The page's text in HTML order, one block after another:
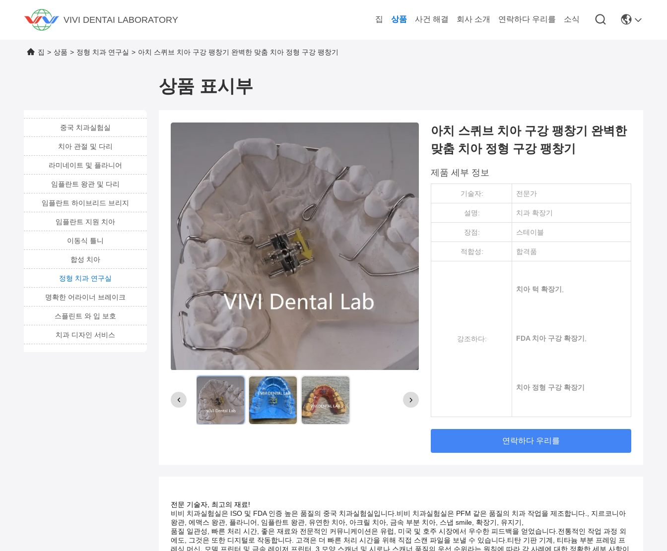
VIVI DENTAI LABORATORY 집 상품 사건 해결 회사 소개 연락하다 우리를 소식
집 > 상품 > 정형 치과 연구실 > 아치 스퀴브 치아 구강 팽창기 완벽한 맞춤 치아 정형 구강 팽창기
상품 표시부
중국 치과실험실
치아 관절 및 다리
라미네이트 및 플라니어
임플란트 왕관 및 다리
임플란트 하이브리드 브리지
임플란트 지원 치아
이동식 틀니
합성 치아
정형 치과 연구실
명확한 어라이너 브레이크
스플린트 와 입 보호
치과 디자인 서비스
아치 스퀴브 치아 구강 팽창기 완벽한
맞춤 치아 정형 구강 팽창기
제품 세부 정보
기술자: 전문가
설명: 치과 확장기
장점: 스테이블
적합성: 합격품
강조하다:
치아 턱 확장기
FDA 치아 구강 확장기
치아 정형 구강 확장기
연락하다 우리를
전문 기술자, 최고의 재료!
비비 치과실험실은 ISO 및 FDA 인증 높은 품질의 중국 치과실험실입니다.비비 치과실험실은 PFM 같은 품질의 치과 작업을 제조합니다., 지르코니아
왕관, 에맥스 왕관, 플라니어, 임플란트 왕관, 유연한 치아, 아크릴 치아, 금속 부분 치아, 스냅 smile, 확장기, 유지기,
품질 일관성, 빠른 처리 시간, 좋은 재료와 전문적인 커뮤니케이션은 유럽, 미국 및 호주 시장에서 우수한 피드백을 얻었습니다.전통적인 작업 과정 외
에도, 그것은 또한 디지털로 작동합니다. 고객은 더 빠른 처리 시간을 위해 직접 스캔 파일을 보낼 수 있습니다.티탄 기판 기계, 티타늄 부분 프레임 프
레싱 머신, 모델 프린터 및 금속 레이저 프린터, 3 모양 스캐너 및 시로나 스캐너.품질의 우선 순위라는 원칙에 따라 각 사례에 대한 정확한 세부 사항이